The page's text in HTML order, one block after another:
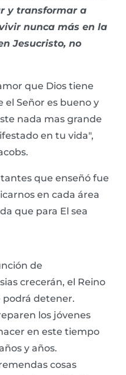
y transformar a
nunca más en la
Jesucristo, no
que Dios tiene
el Señor es bueno y
nada mas grande
en tu vida",
que enseñó fue
en cada área
que para El sea
de
crecerán, el Reino
podrá detener.
los jóvenes
en este tiempo
y años.
cosas